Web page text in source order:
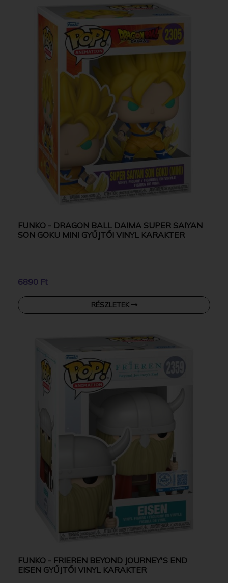
FUNKO - DRAGON BALL DAIMA SUPER SAIYAN
SON GOKU MINI GYŰJTŐI VINYL KARAKTER
6890 Ft
RÉSZLETEK
FUNKO - FRIEREN BEYOND JOURNEY'S END
EISEN GYŰJTŐI VINYL KARAKTER